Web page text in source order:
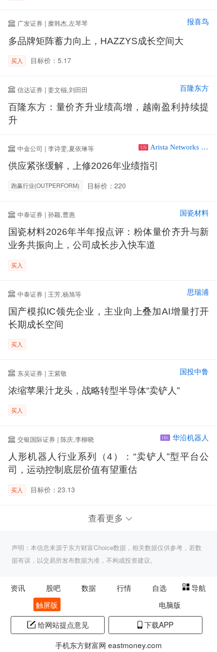
广发证券 | 糜韩杰,左琴琴 报喜鸟
多品牌矩阵蓄力向上，HAZZYS成长空间大
买入 目标价：5.17
信达证券 | 姜文镪,刘田田 百隆东方
百隆东方：量价齐升业绩高增，越南盈利持续提
升
中金公司 | 李诗雯,夏依琳等 US Arista Networks Inc
供应紧张缓解，上修2026年业绩指引
跑赢行业(OUTPERFORM) 目标价：220
中泰证券 | 孙颖,曹惠 国瓷材料
国瓷材料2026年半年报点评：粉体量价齐升与新
业务共振向上，公司成长步入快车道
买入
中泰证券 | 王芳,杨旭等 思瑞浦
国产模拟IC领先企业，主业向上叠加AI增量打开
长期成长空间
买入
东吴证券 | 王紫敬 国投中鲁
浓缩苹果汁龙头，战略转型半导体“卖铲人”
买入
交银国际证券 | 陈庆,李柳晓 HK 华沿机器人
人形机器人行业系列（4）：“卖铲人”型平台公
司，运动控制底层价值有望重估
买入 目标价：23.13
查看更多
声明：本信息来源于东方财富Choice数据，相关数据仅供参考，若数
据有误，以交易所发布数据为准，不构成投资建议。
资讯 股吧 数据 行情 自选
导航
触屏版
电脑版
给网站提点意见
下载APP
手机东方财富网 eastmoney.com